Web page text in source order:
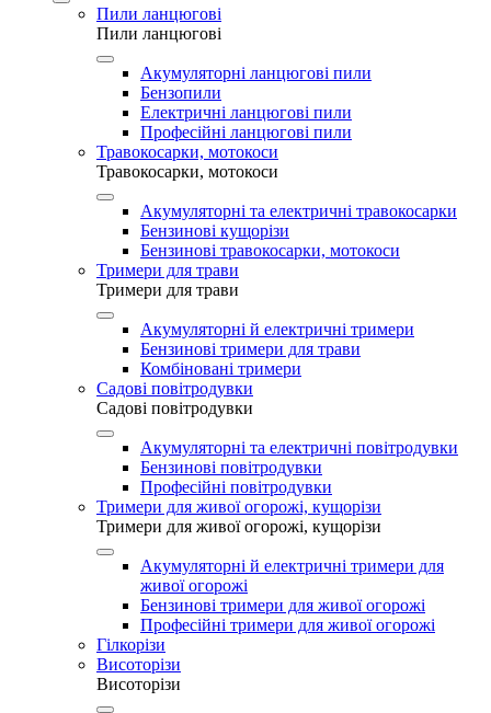
Пили ланцюгові
Пили ланцюгові
Акумуляторні ланцюгові пили
Бензопили
Електричні ланцюгові пили
Професійні ланцюгові пили
Травокосарки, мотокоси
Травокосарки, мотокоси
Акумуляторні та електричні травокосарки
Бензинові кущорізи
Бензинові травокосарки, мотокоси
Тримери для трави
Тримери для трави
Акумуляторні й електричні тримери
Бензинові тримери для трави
Комбіновані тримери
Садові повітродувки
Садові повітродувки
Акумуляторні та електричні повітродувки
Бензинові повітродувки
Професійні повітродувки
Тримери для живої огорожі, кущорізи
Тримери для живої огорожі, кущорізи
Акумуляторні й електричні тримери для
живої огорожі
Бензинові тримери для живої огорожі
Професійні тримери для живої огорожі
Гілкорізи
Висоторізи
Висоторізи